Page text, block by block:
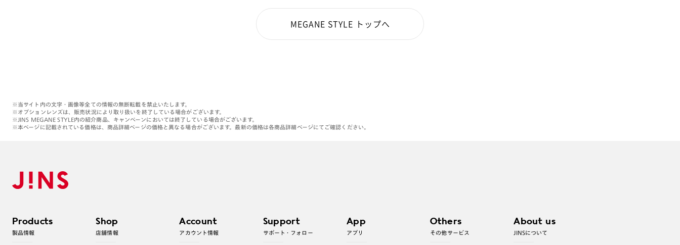
MEGANE STYLE トップへ
※当サイト内の文字・画像等全ての情報の無断転載を禁止いたします。
※オプションレンズは、販売状況により取り扱いを終了している場合がございます。
※JINS MEGANE STYLE内の紹介商品、キャンペーンにおいては終了している場合がございます。
※本ページに記載されている価格は、商品詳細ページの価格と異なる場合がございます。最新の価格は各商品詳細ページにてご確認ください。
Products
製品情報
Shop
店舗情報
Account
アカウント情報
Support
サポート・フォロー
App
アプリ
Others
その他サービス
About us
JINSについて